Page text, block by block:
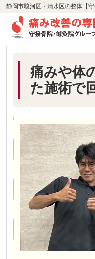
静岡市駿河区・清水区の整体【守
痛みや体
た施術で